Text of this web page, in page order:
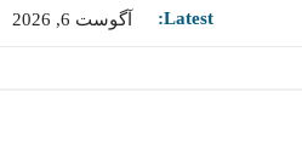
آگوست 6, 2026 Latest: